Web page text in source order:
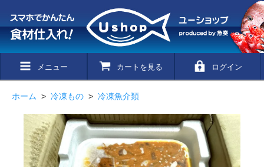
メニュー カートを見る ログイン
ホーム > 冷凍もの > 冷凍魚介類